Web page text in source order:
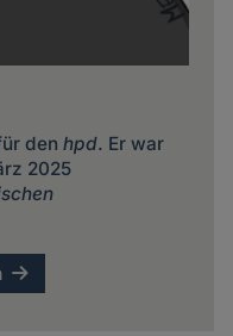
den hpd. Er war
2025